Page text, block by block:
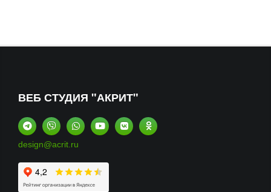
ВЕБ СТУДИЯ "АКРИТ"
design@acrit.ru